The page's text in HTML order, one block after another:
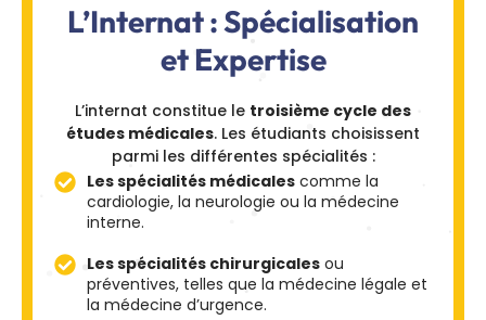
L’Internat : Spécialisation
et Expertise
L’internat constitue le troisième cycle des
études médicales. Les étudiants choisissent
parmi les différentes spécialités :
Les spécialités médicales comme la
cardiologie, la neurologie ou la médecine
interne.
Les spécialités chirurgicales ou
préventives, telles que la médecine légale et
la médecine d’urgence.